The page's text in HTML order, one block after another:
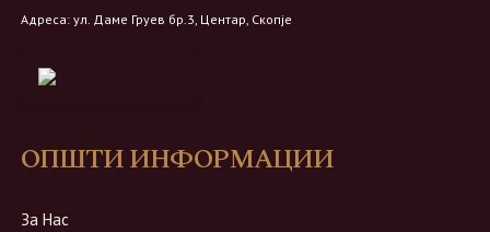
Адреса: ул. Даме Груев бр.3, Центар, Скопје
ОПШТИ ИНФОРМАЦИИ
За Нас